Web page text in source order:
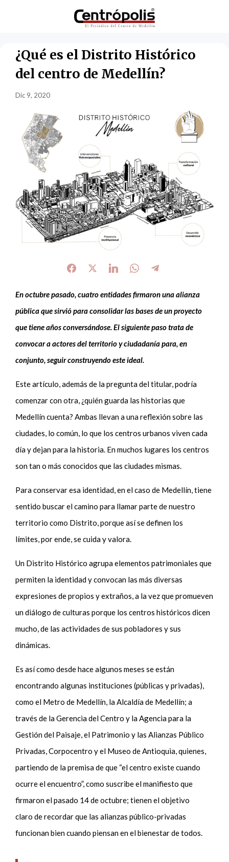
¿Qué es el Distrito Histórico
del centro de Medellín?
Dic 9, 2020
En octubre pasado, cuatro entidades firmaron una alianza
pública que sirvió para consolidar las bases de un proyecto
que tiene años conversándose. El siguiente paso trata de
convocar a actores del territorio y ciudadanía para, en
conjunto, seguir construyendoeste ideal.
Este artículo, además de la pregunta del titular, podría
comenzar con otra, ¿quién guarda las historias que
Medellín cuenta? Ambas llevan a una reflexión sobre las
ciudades, lo común, lo que los centros urbanos viven cada
día y dejan para la historia. En muchos lugares los centros
son tan o más conocidos que las ciudades mismas.
Para conservar esa identidad, en el caso de Medellín, tiene
sentido buscar el camino para llamar parte de nuestro
territorio como Distrito, porque así se definen los
límites,por ende, secuida y valora.
Un Distrito Histórico agrupa elementos patrimoniales que
permiten la identidad y convocan las más diversas
expresiones de propios y extraños, a la vez que promueven
un diálogo de culturas porque los centros históricos dicen
mucho,de las actividades de sus pobladores y sus
dinámicas.
Es así como desde hace algunos meses se están
encontrando algunas instituciones (públicas y privadas),
como el Metro de Medellín, la Alcaldía de Medellín; a
través de la Gerencia del Centro y la Agencia para la
Gestión del Paisaje, el Patrimonio y las Alianzas Público
Privadas, Corpocentro y el Museo de Antioquia, quienes,
partiendo de la premisa de que “el centro existe cuando
ocurre el encuentro”, como suscribe el manifiesto que
firmaron el pasado 14 de octubre; tienen el objetivo
claro de recordar que las alianzas público-privadas
funcionan bien cuando piensan en el bienestar de todos.